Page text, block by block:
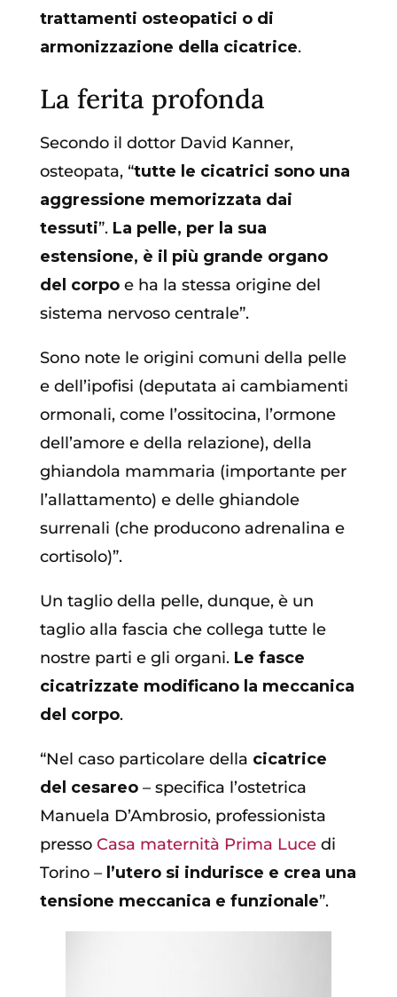
trattamenti osteopatici o di
armonizzazione della cicatrice.
La ferita profonda
Secondo il dottor David Kanner,
osteopata, “tutte le cicatrici sono una
aggressione memorizzata dai
tessuti”. La pelle, per la sua
estensione, è il più grande organo
del corpoe ha la stessa origine del
sistema nervoso centrale”.
Sono note le origini comuni della pelle
e dell’ipofisi (deputata ai cambiamenti
ormonali, come l’ossitocina, l’ormone
dell’amore e della relazione), della
ghiandola mammaria (importante per
l’allattamento) e delle ghiandole
surrenali (che producono adrenalina e
cortisolo)”.
Un taglio della pelle, dunque, è un
taglio alla fascia che collega tutte le
nostre parti e gli organi. Le fasce
cicatrizzate modificano la meccanica
del corpo.
“Nel caso particolare della cicatrice
del cesareo– specifica l’ostetrica
Manuela D’Ambrosio, professionista
presso Casa maternità Prima Lucedi
Torino – l’utero si indurisce e crea una
tensione meccanica e funzionale”.